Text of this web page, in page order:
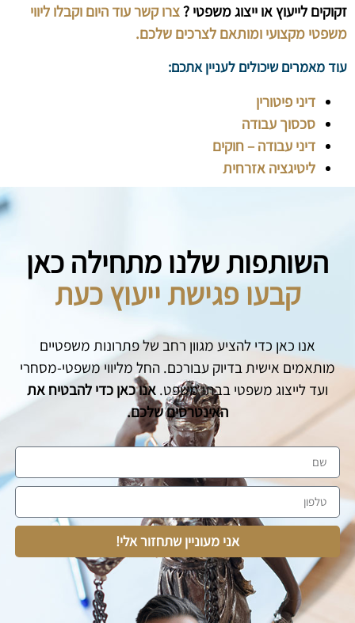
זקוקים לייעוץ או ייצוג משפטי ?צרו קשר עוד היום וקבלו ליווי
משפטי מקצועי ומותאם לצרכים שלכם.
עוד מאמרים שיכולים לעניין אתכם:
דיני פיטורין
סכסוך עבודה
דיני עבודה – חוקים
ליטיגציה אזרחית
השותפות שלנו מתחילה כאן
קבעו פגישת ייעוץ כעת
אנו כאן כדי להציע מגוון רחב של פתרונות משפטיים
מותאמים אישית בדיוק עבורכם. החל מליווי משפטי-מסחרי
ועד לייצוג משפטי בבתי משפט. אנו כאן כדי להבטיח את
האינטרסים שלכם.
אני מעוניין שתחזור אלי!